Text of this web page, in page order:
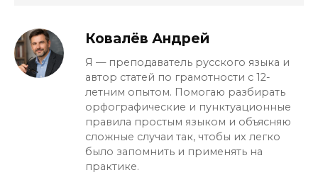
Ковалёв Андрей
Я — преподаватель русского языка и
автор статей по грамотности с 12-
летним опытом. Помогаю разбирать
орфографические и пунктуационные
правила простым языком и объясняю
сложные случаи так, чтобы их легко
было запомнить и применять на
практике.